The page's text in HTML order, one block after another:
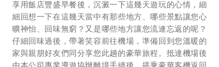
享用飯店豐盛早餐後，沉澱一下這幾天遊玩的心情，細
細回想一下在這幾天當中有那些地方、哪些景點讓您心
曠神怡、回味無窮？又是哪些地方讓您流連忘返的呢？
仔細回味過後，帶著笑容前往機場，準備回到您溫暖的
家與親朋好友們同分享您此趟的豪華旅程。抵達機場後
由本公司專業導遊協辦離境手續後，搭乘豪華客機返回